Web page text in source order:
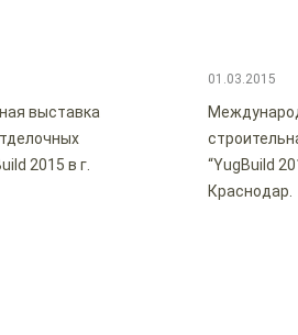
выставка
2015 в г.
01.03.2015
“YugBuild
Краснодар.